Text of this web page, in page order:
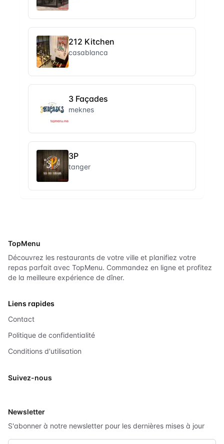
212 Kitchen
casablanca
3 Façades
meknes
3P
tanger
TopMenu
Découvrez les restaurants de votre ville et planifiez votre
repas parfait avec TopMenu. Commandez en ligne et profitez
de la meilleure expérience de dîner.
Liens rapides
Contact
Politique de confidentialité
Conditions d'utilisation
Suivez-nous
Newsletter
S'abonner à notre newsletter pour les dernières mises à jour